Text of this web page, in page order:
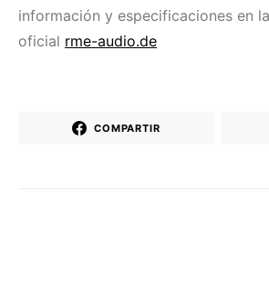
información y especificaciones en
oficial rme-audio.de
COMPARTIR